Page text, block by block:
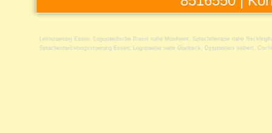
Lernstoerung Essen , Logopaedische Praxis nahe Muelheim , Sprachtherapie nahe
Sprachentwicklungsstoerung Essen , Logopaedie nahe Gladbeck , Dysphonien Velbert ,